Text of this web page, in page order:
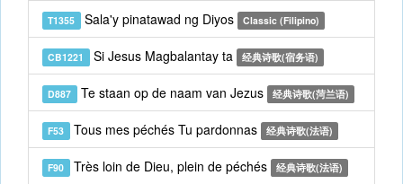
T1355 Sala'y pinatawad ng Diyos Classic (Filipino)
CB1221 Si Jesus Magbalantay ta 经典诗歌(宿务语)
D887 Te staan op de naam van Jezus 经典诗歌(菏兰语)
F53 Tous mes péchés Tu pardonnas 经典诗歌(法语)
F90 Très loin de Dieu, plein de péchés 经典诗歌(法语)